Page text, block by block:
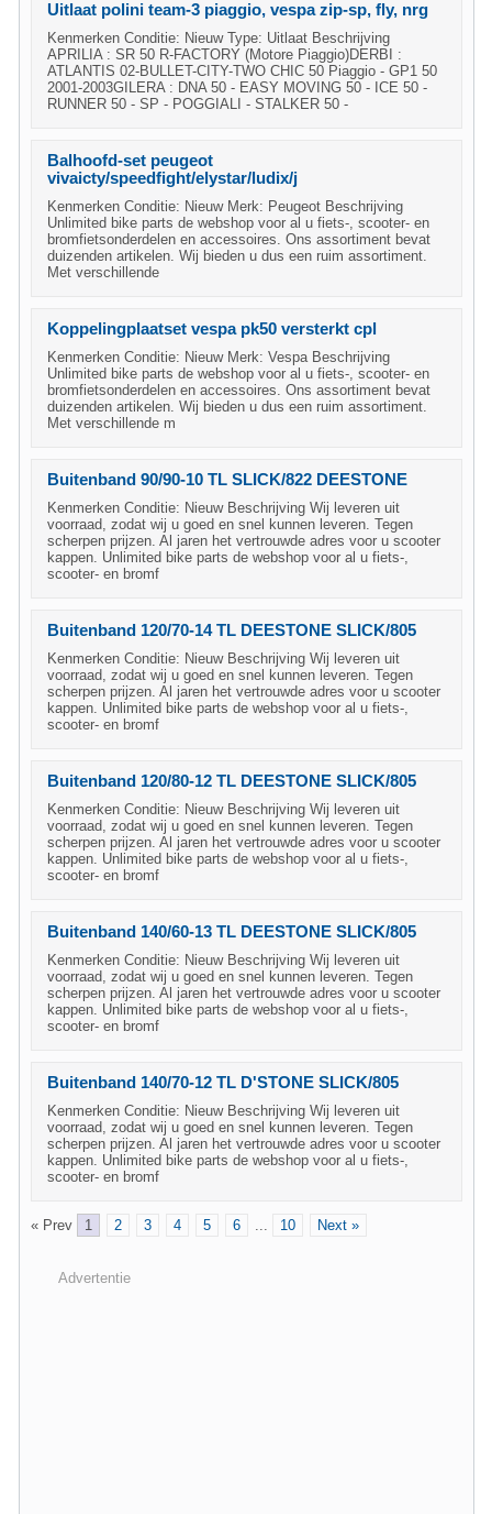
Uitlaat polini team-3 piaggio, vespa zip-sp, fly, nrg
Kenmerken Conditie: Nieuw Type: Uitlaat Beschrijving
APRILIA : SR 50 R-FACTORY (Motore Piaggio)DERBI :
ATLANTIS 02-BULLET-CITY-TWO CHIC 50 Piaggio - GP1 50
2001-2003GILERA : DNA 50 - EASY MOVING 50 - ICE 50 -
RUNNER 50 - SP - POGGIALI - STALKER 50 -
Balhoofd-set peugeot
vivaicty/speedfight/elystar/ludix/j
Kenmerken Conditie: Nieuw Merk: Peugeot Beschrijving
Unlimited bike parts de webshop voor al u fiets-, scooter- en
bromfietsonderdelen en accessoires. Ons assortiment bevat
duizenden artikelen. Wij bieden u dus een ruim assortiment.
Met verschillende
Koppelingplaatset vespa pk50 versterkt cpl
Kenmerken Conditie: Nieuw Merk: Vespa Beschrijving
Unlimited bike parts de webshop voor al u fiets-, scooter- en
bromfietsonderdelen en accessoires. Ons assortiment bevat
duizenden artikelen. Wij bieden u dus een ruim assortiment.
Met verschillende m
Buitenband 90/90-10 TL SLICK/822 DEESTONE
Kenmerken Conditie: Nieuw Beschrijving Wij leveren uit
voorraad, zodat wij u goed en snel kunnen leveren. Tegen
scherpen prijzen. Al jaren het vertrouwde adres voor u scooter
kappen. Unlimited bike parts de webshop voor al u fiets-,
scooter- en bromf
Buitenband 120/70-14 TL DEESTONE SLICK/805
Kenmerken Conditie: Nieuw Beschrijving Wij leveren uit
voorraad, zodat wij u goed en snel kunnen leveren. Tegen
scherpen prijzen. Al jaren het vertrouwde adres voor u scooter
kappen. Unlimited bike parts de webshop voor al u fiets-,
scooter- en bromf
Buitenband 120/80-12 TL DEESTONE SLICK/805
Kenmerken Conditie: Nieuw Beschrijving Wij leveren uit
voorraad, zodat wij u goed en snel kunnen leveren. Tegen
scherpen prijzen. Al jaren het vertrouwde adres voor u scooter
kappen. Unlimited bike parts de webshop voor al u fiets-,
scooter- en bromf
Buitenband 140/60-13 TL DEESTONE SLICK/805
Kenmerken Conditie: Nieuw Beschrijving Wij leveren uit
voorraad, zodat wij u goed en snel kunnen leveren. Tegen
scherpen prijzen. Al jaren het vertrouwde adres voor u scooter
kappen. Unlimited bike parts de webshop voor al u fiets-,
scooter- en bromf
Buitenband 140/70-12 TL D'STONE SLICK/805
Kenmerken Conditie: Nieuw Beschrijving Wij leveren uit
voorraad, zodat wij u goed en snel kunnen leveren. Tegen
scherpen prijzen. Al jaren het vertrouwde adres voor u scooter
kappen. Unlimited bike parts de webshop voor al u fiets-,
scooter- en bromf
« Prev 1 2 3 4 5 6 ... 10 Next »
Advertentie